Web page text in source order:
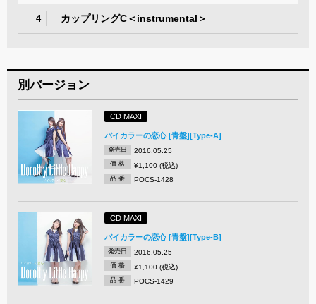
4 カップリングC＜instrumental＞
別バージョン
CD MAXI
バイカラーの恋心 [青盤][Type-A]
発売日 2016.05.25
価 格 ¥1,100 (税込)
品 番 POCS-1428
CD MAXI
バイカラーの恋心 [青盤][Type-B]
発売日 2016.05.25
価 格 ¥1,100 (税込)
品 番 POCS-1429